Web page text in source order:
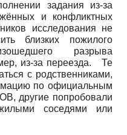
задания из-за
и конфликтных
исследования не
близких пожилого
разрыва
из-за переезда. Те
с родственниками,
по официальным
другие попробовали
соседями или